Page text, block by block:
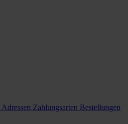
Adressen Zahlungsarten Bestellungen